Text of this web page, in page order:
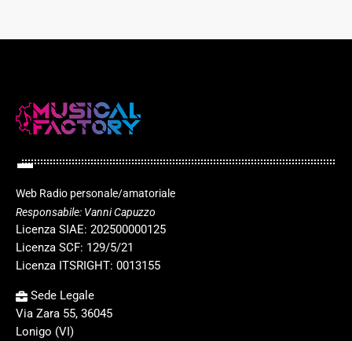
Web Radio personale/amatoriale
Responsabile: Vanni Capuzzo
Licenza SIAE: 202500000125
Licenza SCF: 129/5/21
Licenza ITSRIGHT: 0013155
Sede Legale
Via Zara 55, 36045
Lonigo (VI)